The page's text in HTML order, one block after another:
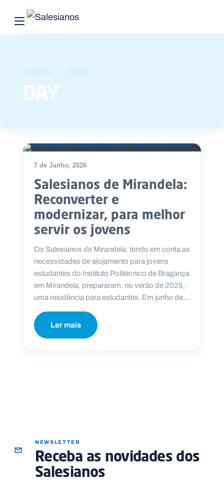
Abrir menu principal
JUNHO 7, 2026
DAY
7 de Junho, 2026
Salesianos de Mirandela:
Reconverter e
modernizar, para melhor
servir os jovens
Os Salesianos de Mirandela, tendo em conta as
necessidades de alojamento para jovens
estudantes do Instituto Politécnico de Bragança
em Mirandela, prepararam, no verão de 2025,
uma residência para estudantes. Em junho de...
Ler mais
NEWSLETTER
Receba as novidades dos
Salesianos
Início
Quem
O
que
fazemos
Recursos
Notícias
P
O
R
T
A
N
C
O
A
s
.
p
t